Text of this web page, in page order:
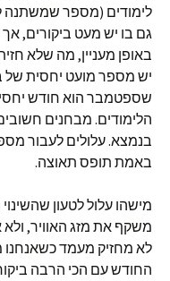
לימודים (מספר שמשתנה
גם בו יש מעט ביקורים, אך
באופן מעניין, מה שלא
יש מספר מועט יחסית של
שספטמבר הוא חודש
הלימודים. מבחנים
בנמצא. עלולים לעבור
באמת תופס תאוצה.
מישהו עלול לטעון
משקף את מזג האוויר,
לא מחזיק מעמד
החודש עם הכי הרבה